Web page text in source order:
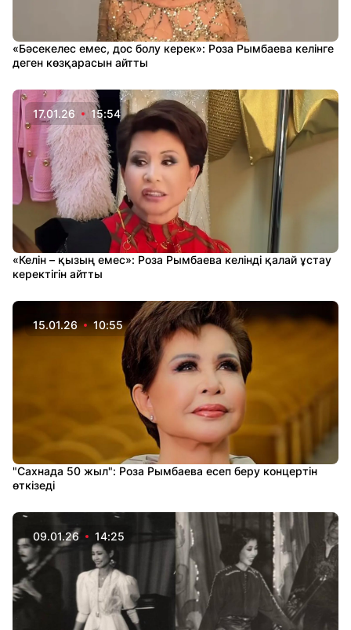
«Бәсекелес емес, дос болу керек»: Роза Рымбаева келінге
деген көзқарасын айтты
17.01.26 15:54
«Келін – қызың емес»: Роза Рымбаева келінді қалай ұстау
керектігін айтты
15.01.26 10:55
"Сахнада 50 жыл": Роза Рымбаева есеп беру концертін
өткізеді
09.01.26 14:25